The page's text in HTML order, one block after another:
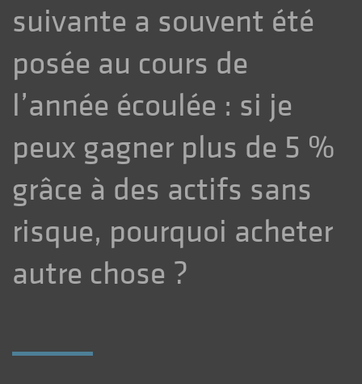
suivante a souvent été
posée au cours de
l’année écoulée : si je
peux gagner plus de 5 %
grâce à des actifs sans
risque, pourquoi acheter
autre chose ?